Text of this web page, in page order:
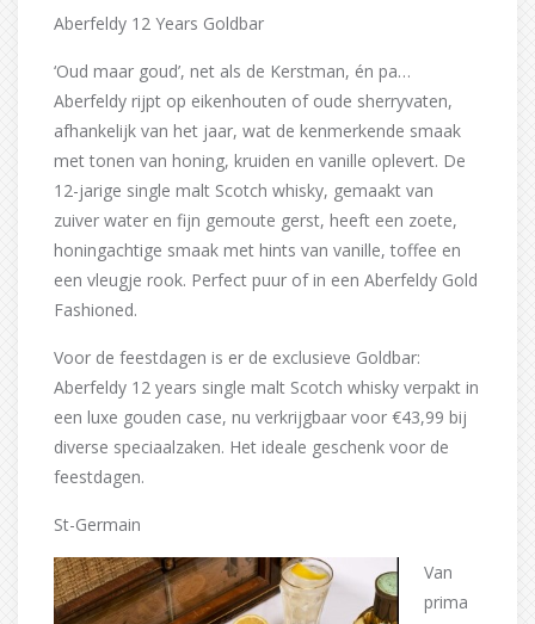
Aberfeldy 12 Years Goldbar
‘Oud maar goud’, net als de Kerstman, én pa…
Aberfeldy rijpt op eikenhouten of oude sherryvaten,
afhankelijk van het jaar, wat de kenmerkende smaak
met tonen van honing, kruiden en vanille oplevert. De
12-jarige single malt Scotch whisky, gemaakt van
zuiver water en fijn gemoute gerst, heeft een zoete,
honingachtige smaak met hints van vanille, toffee en
een vleugje rook. Perfect puur of in een Aberfeldy Gold
Fashioned.
Voor de feestdagen is er de exclusieve Goldbar:
Aberfeldy 12 years single malt Scotch whisky verpakt in
een luxe gouden case, nu verkrijgbaar voor €43,99 bij
diverse speciaalzaken. Het ideale geschenk voor de
feestdagen.
St-Germain
Van
prima